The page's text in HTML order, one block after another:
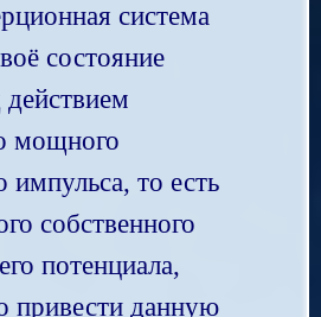
система
состояние
действием
мощного
импульса, то есть
собственного
потенциала,
привести данную